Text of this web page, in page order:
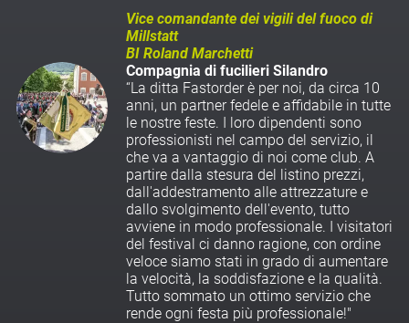
Vice comandante dei vigili del fuoco di
Millstatt
BI Roland Marchetti
Compagnia di fucilieri Silandro
“La ditta Fastorder è per noi, da circa 10
anni, un partner fedele e affidabile in tutte
le nostre feste. I loro dipendenti sono
professionisti nel campo del servizio, il
che va a vantaggio di noi come club. A
partire dalla stesura del listino prezzi,
dall'addestramento alle attrezzature e
dallo svolgimento dell'evento, tutto
avviene in modo professionale. I visitatori
del festival ci danno ragione, con ordine
veloce siamo stati in grado di aumentare
la velocità, la soddisfazione e la qualità.
Tutto sommato un ottimo servizio che
rende ogni festa più professionale!"